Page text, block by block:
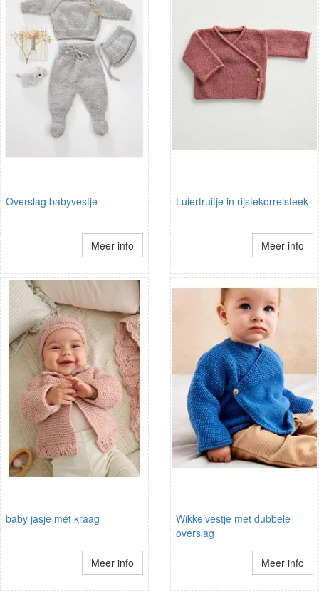
Overslag babyvestje
Meer info
Luiertruitje in rijstekorrelsteek
Meer info
baby jasje met kraag
Meer info
Wikkelvestje met dubbele
overslag
Meer info